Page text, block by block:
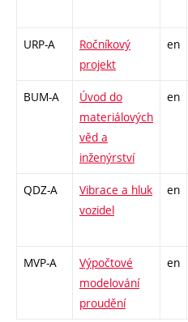
URP-A
Ročníkový
projekt
en
BUM-A
Úvod do
materiálových
věd a
inženýrství
en
QDZ-A
Vibrace a hluk
vozidel
en
MVP-A
Výpočtové
modelování
proudění
en